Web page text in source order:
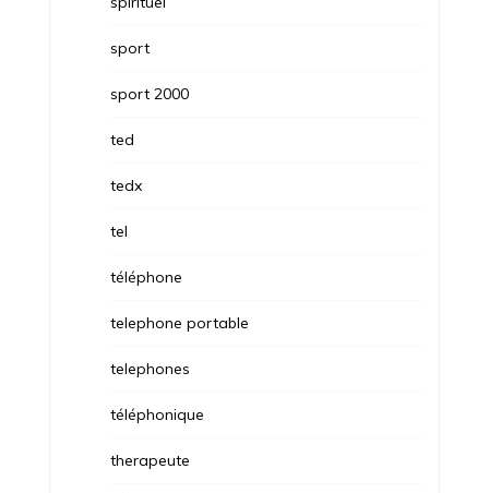
sport
sport 2000
ted
tedx
tel
téléphone
telephone portable
telephones
téléphonique
therapeute